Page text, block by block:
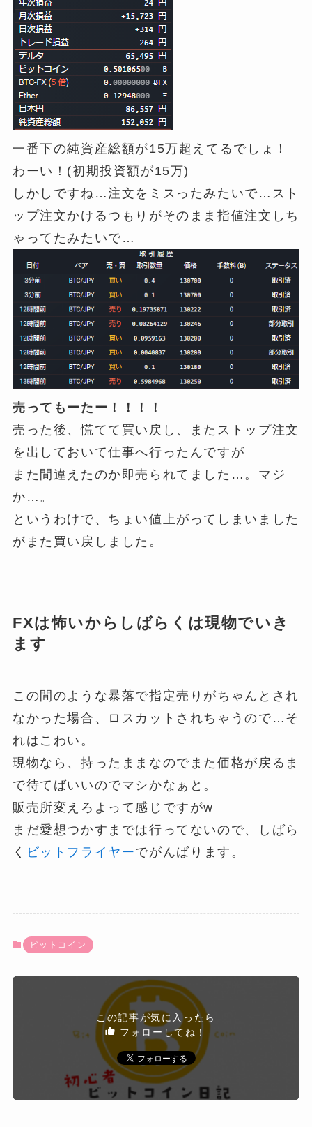
一番下の純資産総額が15万超えてるでしょ！
わーい！(初期投資額が15万)
しかしですね…注文をミスったみたいで…スト
ップ注文かけるつもりがそのまま指値注文しち
ゃってたみたいで…
売ってもーたー！！！！
売った後、慌てて買い戻し、またストップ注文
を出しておいて仕事へ行ったんですが
また間違えたのか即売られてました…。マジ
か…。
というわけで、ちょい値上がってしまいました
がまた買い戻しました。
FXは怖いからしばらくは現物でいき
ます
この間のような暴落で指定売りがちゃんとされ
なかった場合、ロスカットされちゃうので…そ
れはこわい。
現物なら、持ったままなのでまた価格が戻るま
で待てばいいのでマシかなぁと。
販売所変えろよって感じですがw
まだ愛想つかすまでは行ってないので、しばら
く ビットフライヤーでがんばります。
ビットコイン
この記事が気に入ったら
フォローしてね！